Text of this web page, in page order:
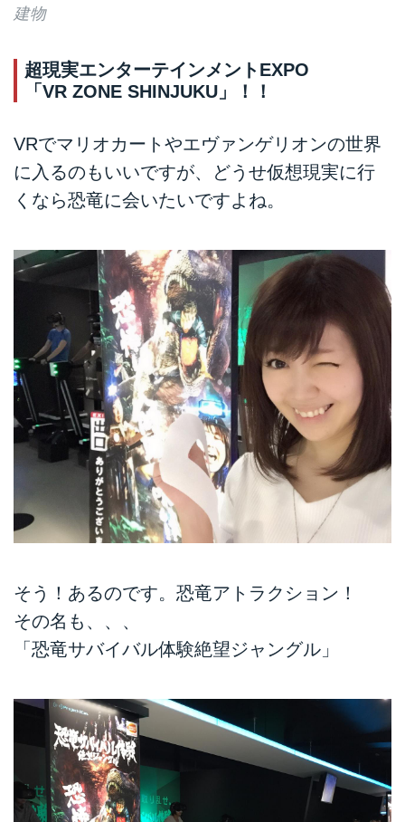
建物
超現実エンターテインメントEXPO
「VR ZONE SHINJUKU」！！
VRでマリオカートやエヴァンゲリオンの世界
に入るのもいいですが、どうせ仮想現実に行
くなら恐竜に会いたいですよね。
そう！あるのです。恐竜アトラクション！
その名も、、、
「恐竜サバイバル体験絶望ジャングル」